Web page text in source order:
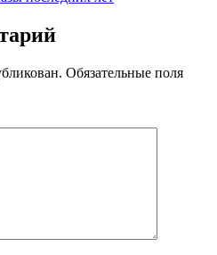
Обязательные поля